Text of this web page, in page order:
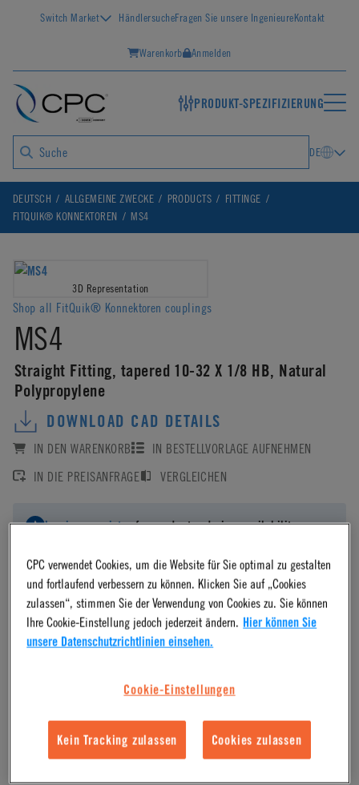
Switch Market HändlersucheFragen Sie unsere IngenieureKontakt
Warenkorb Anmelden
PRODUKT-SPEZIFIZIERUNG
DE
DEUTSCH ALLGEMEINE ZWECKE PRODUCTS
FITTINGE
FITQUIK® KONNEKTOREN
MS4
3D Representation
Shop all FitQuik® Konnektoren couplings
MS4
Straight Fitting, tapered 10-32 X 1/8 HB, Natural
Polypropylene
DOWNLOAD CAD DETAILS
IN DEN WARENKORB
IN BESTELLVORLAGE AUFNEHMEN
IN DIE PREISANFRAGE
VERGLEICHEN
Log inorregisterfor product ordering availability.
Material
Material Finish
CPC verwendet Cookies, um die Website für Sie optimal zu gestalten
und fortlaufend verbessern zu können. Klicken Sie auf „Cookies
zulassen“, stimmen Sie der Verwendung von Cookies zu. Sie können
Ihre Cookie-Einstellung jedoch jederzeit ändern. Hier können Sie
unsere Datenschutzrichtlinien einsehen.
Cookie-Einstellungen
Kein Tracking zulassen Cookies zulassen